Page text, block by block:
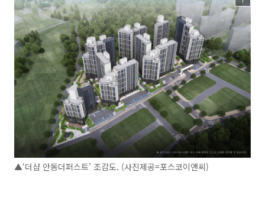
▲‘더샵 안동더퍼스트’ 조감도. (사진제공=포스코이앤씨)